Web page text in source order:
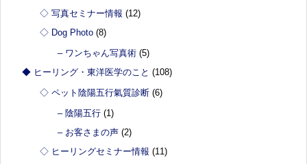
◇ 写真セミナー情報 (12)
◇ Dog Photo (8)
– ワンちゃん写真術 (5)
◆ ヒーリング・東洋医学のこと (108)
◇ ペット陰陽五行氣質診断 (6)
– 陰陽五行 (1)
– お客さまの声 (2)
◇ ヒーリングセミナー情報 (11)